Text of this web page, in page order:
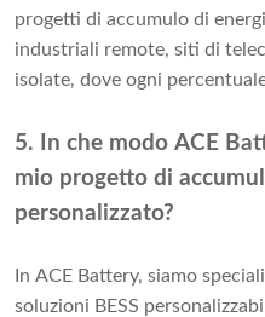
progetti di accumulo di
industriali remote, siti di
isolate, dove ogni
5. In che modo ACE
mio progetto di
personalizzato?
In ACE Battery, siamo
soluzioni BESS